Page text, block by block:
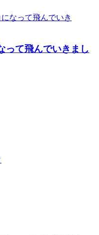
って飛んでいきまし